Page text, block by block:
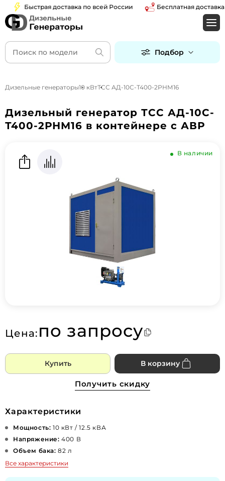
Быстрая доставка по всей России Бесплатная доставка по
Подбор
Дизельные генераторы10 кВтТСС АД-10С-Т400-2РНМ16
Дизельный генератор ТСС АД-10С-
Т400-2РНМ16 в контейнере с АВР
В наличии
Цена: по запросу
Купить В корзину
Получить скидку
Характеристики
Мощность: 10 кВт / 12.5 кВА
Напряжение: 400 В
Объем бака: 82 л
Все характеристики